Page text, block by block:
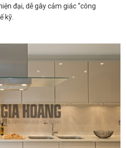
đại, dễ gây cảm giác “công
kỹ.